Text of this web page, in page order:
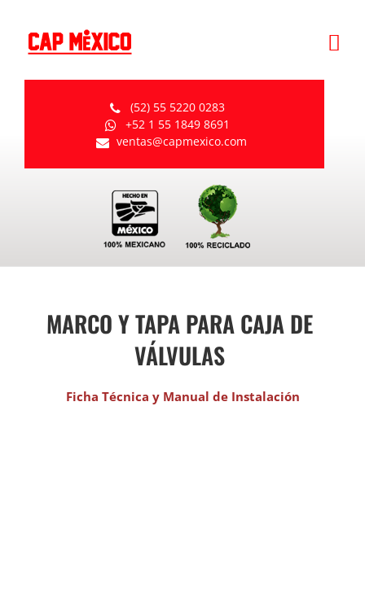
content
(52) 55 5220 0283
+52 1 55 1849 8691
ventas@capmexico.com
MARCO Y TAPA PARA CAJA DE
VÁLVULAS
Ficha Técnica y Manual de Instalación